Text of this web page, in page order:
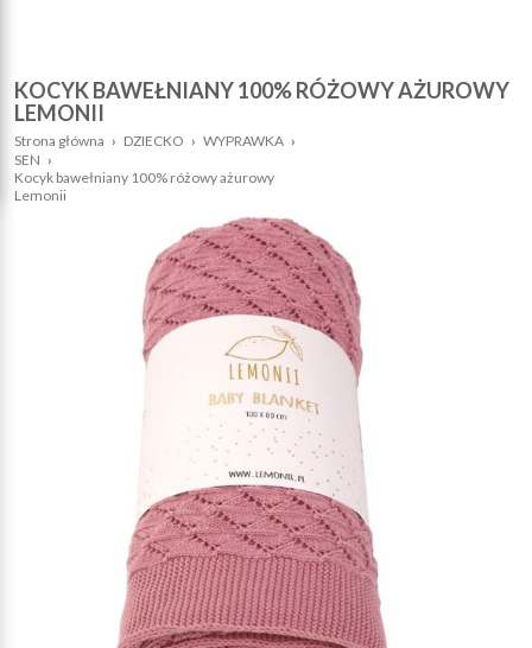
KOCYK BAWEŁNIANY 100% RÓŻOWY AŻUROWY
LEMONII
Strona główna › DZIECKO › WYPRAWKA ›
SEN ›
Kocyk bawełniany 100% różowy ażurowy
Lemonii